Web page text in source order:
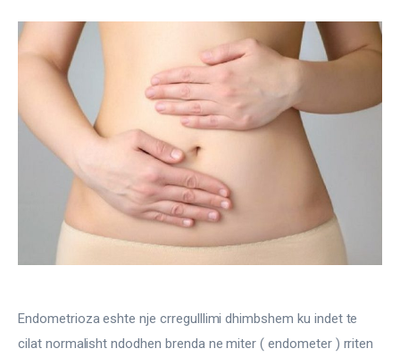
Endokrinologji
Gastroeneterologji
Gjinekologji/ Andrologji
Hematologji
Intervista
Mirëqenie
Endometrioza eshte nje crregulllimi dhimbshem ku indet te
cilat normalisht ndodhen brenda ne miter ( endometer ) rriten